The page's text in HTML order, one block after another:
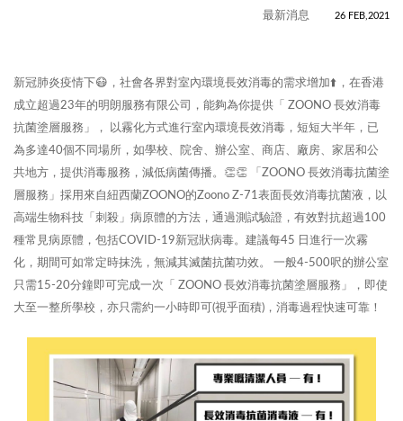
最新消息 26 FEB,2021
新冠肺炎疫情下😷，社會各界對室內環境長效消毒的需求增加⬆️，在香港
成立超過23年的明朗服務有限公司，能夠為你提供「 ZOONO 長效消毒
抗菌塗層服務」， 以霧化方式進行室內環境長效消毒，短短大半年，已
為多達40個不同場所，如學校、院舍、辦公室、商店、廠房、家居和公
共地方，提供消毒服務，減低病菌傳播。👏👏 「ZOONO 長效消毒抗菌塗
層服務」採用來自紐西蘭ZOONO的Zoono Z-71表面長效消毒抗菌液，以
高端生物科技「刺殺」病原體的方法，通過測試驗證，有效對抗超過100
種常見病原體，包括COVID-19新冠狀病毒。建議每45 日進行一次霧
化，期間可如常定時抹洗，無減其滅菌抗菌功效。 一般4-500呎的辦公室
只需15-20分鐘即可完成一次「 ZOONO 長效消毒抗菌塗層服務」，即使
大至一整所學校，亦只需約一小時即可(視乎面積)，消毒過程快速可靠！